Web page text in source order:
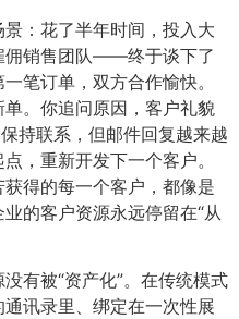
：花了半年时间，投入大
佣销售团队——终于谈下了
笔订单，双方合作愉快。
。你追问原因，客户礼貌
持联系，但邮件回复越来越
，重新开发下一个客户。
得的每一个客户，都像是
的客户资源永远停留在“从
有被“资产化”。在传统模式
讯录里、绑定在一次性展